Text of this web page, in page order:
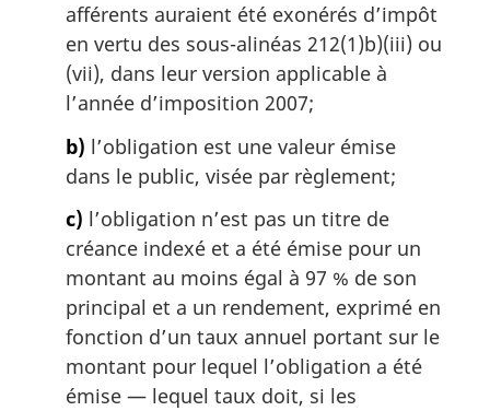
afférents auraient été exonérés d’impôt
en vertu des sous-alinéas 212(1)b)(iii) ou
(vii), dans leur version applicable à
l’année d’imposition 2007;
b) l’obligation est une valeur émise
dans le public, visée par règlement;
c) l’obligation n’est pas un titre de
créance indexé et a été émise pour un
montant au moins égal à 97 % de son
principal et a un rendement, exprimé en
fonction d’un taux annuel portant sur le
montant pour lequel l’obligation a été
émise — lequel taux doit, si les